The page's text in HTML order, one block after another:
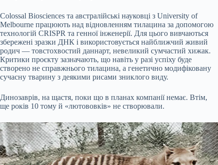
Colossal Biosciences та австралійські науковці з University of
Melbourne працюють над відновленням тилацина за допомогою
технологій CRISPR та генної інженерії. Для цього вивчаються
збережені зразки ДНК і використовується найближчий живий
родич — товстохвостий даннарт, невеликий сумчастий хижак.
Критики проєкту зазначають, що навіть у разі успіху буде
створено не справжнього тилацина, а генетично модифіковану
сучасну тварину з деякими рисами зниклого виду.
Динозаврів, на щастя, поки що в планах компанії немає. Втім,
ще років 10 тому й «лютововків» не створювали.